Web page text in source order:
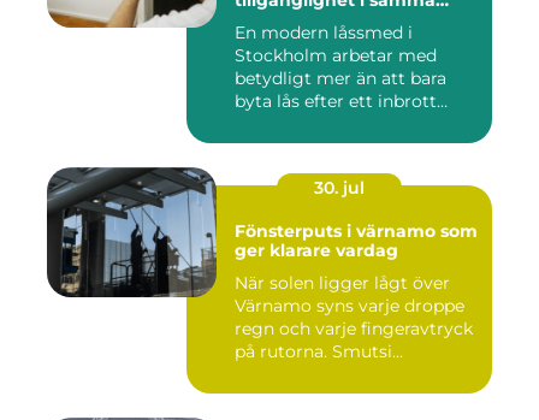
En modern låssmed i
Stockholm arbetar med
betydligt mer än att bara
byta lås efter ett inbrott
30. jul
Fönsterputs i värnamo som
ger klarare vardag
När solen ligger lågt över
Värnamo syns varje droppe
regn och varje fingeravtryck
på rutorna. Smutsi...